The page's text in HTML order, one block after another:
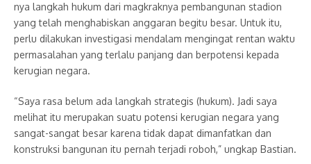
nya langkah hukum dari magkraknya pembangunan stadion
yang telah menghabiskan anggaran begitu besar. Untuk itu,
perlu dilakukan investigasi mendalam mengingat rentan waktu
permasalahan yang terlalu panjang dan berpotensi kepada
kerugian negara.
“Saya rasa belum ada langkah strategis (hukum). Jadi saya
melihat itu merupakan suatu potensi kerugian negara yang
sangat-sangat besar karena tidak dapat dimanfatkan dan
konstruksi bangunan itu pernah terjadi roboh,” ungkap Bastian.